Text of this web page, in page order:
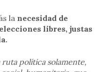
la necesidad de
libres, justas
política solamente,